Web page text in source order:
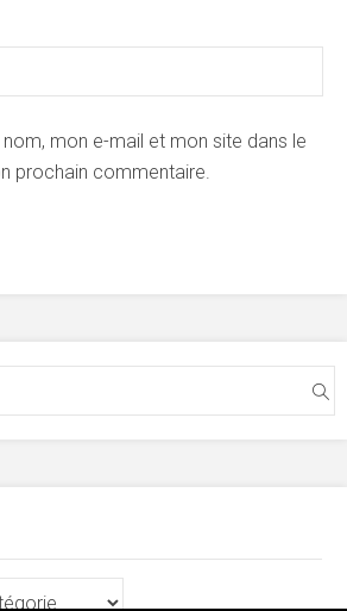
mon e-mail et mon site dans le
prochain commentaire.